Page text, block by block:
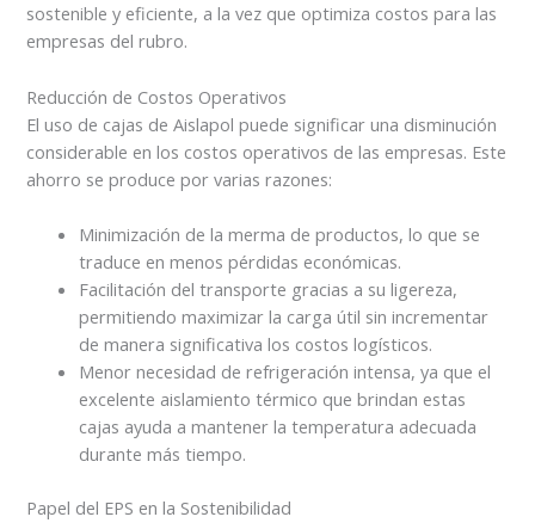
sostenible y eficiente, a la vez que optimiza costos para las
empresas del rubro.
Reducción de Costos Operativos
El uso de cajas de Aislapol puede significar una disminución
considerable en los costos operativos de las empresas. Este
ahorro se produce por varias razones:
Minimización de la merma de productos, lo que se
traduce en menos pérdidas económicas.
Facilitación del transporte gracias a su ligereza,
permitiendo maximizar la carga útil sin incrementar
de manera significativa los costos logísticos.
Menor necesidad de refrigeración intensa, ya que el
excelente aislamiento térmico que brindan estas
cajas ayuda a mantener la temperatura adecuada
durante más tiempo.
Papel del EPS en la Sostenibilidad